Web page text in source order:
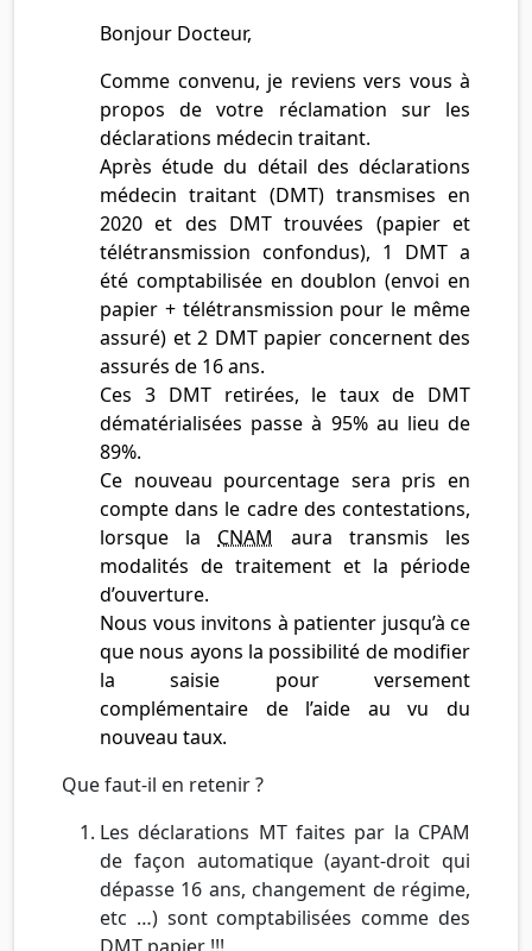
Bonjour Docteur,
Comme convenu, je reviens vers vous à
propos de votre réclamation sur les
déclarations médecin traitant.
Après étude du détail des déclarations
médecin traitant (DMT) transmises en
2020 et des DMT trouvées (papier et
télétransmission confondus), 1 DMT a
été comptabilisée en doublon (envoi en
papier + télétransmission pour le même
assuré) et 2 DMT papier concernent des
assurés de 16 ans.
Ces 3 DMT retirées, le taux de DMT
dématérialisées passe à 95% au lieu de
89%.
Ce nouveau pourcentage sera pris en
compte dans le cadre des contestations,
lorsque la CNAM
aura transmis les
modalités de traitement et la période
d’ouverture.
Nous vous invitons à patienter jusqu’à ce
que nous ayons la possibilité de modifier
la saisie pour versement
complémentaire de l’aide au vu du
nouveau taux.
Que faut-il en retenir ?
Les déclarations MT faites par la CPAM
de façon automatique (ayant-droit qui
dépasse 16 ans, changement de régime,
etc …) sont comptabilisées comme des